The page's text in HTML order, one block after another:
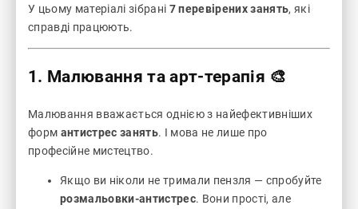
У цьому матеріалі зібрані 7 перевірених занять, які
справді працюють.
1. Малювання та арт-терапія 🎨
Малювання вважається однією з найефективніших
форм антистрес занять. І мова не лише про
професійне мистецтво.
Якщо ви ніколи не тримали пензля — спробуйте
розмальовки-антистрес. Вони прості, але